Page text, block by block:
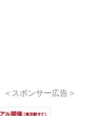
＜スポンサー広告＞